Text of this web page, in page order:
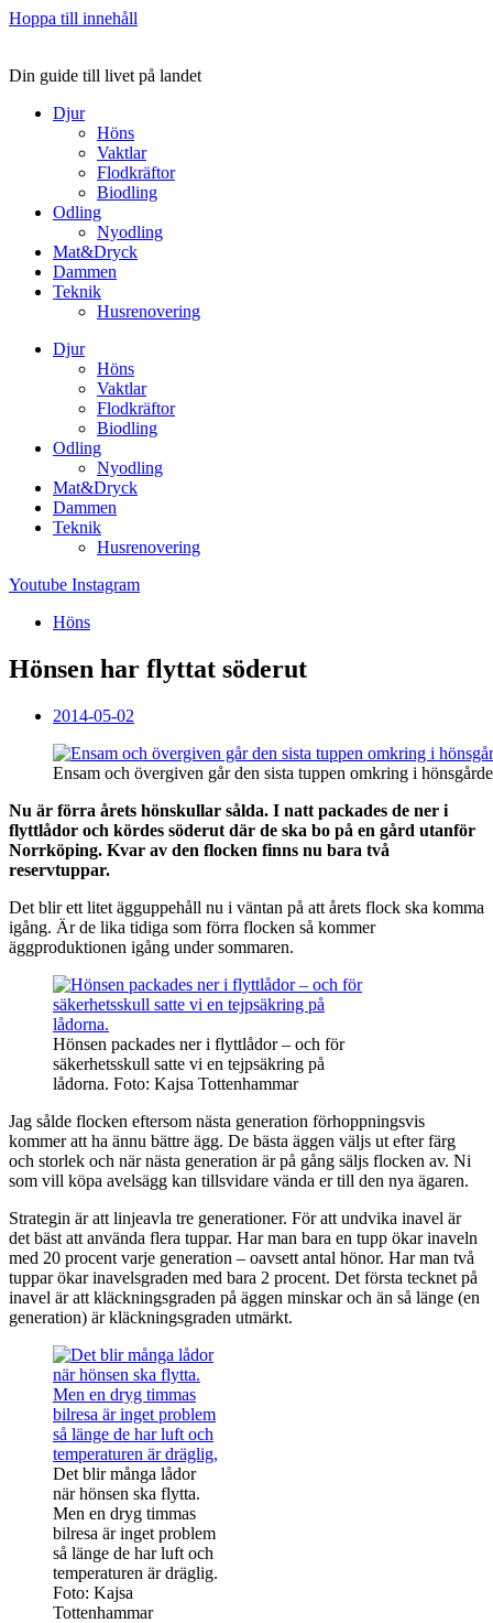
Hoppa till innehåll
Din guide till livet på landet
Djur
Höns
Vaktlar
Flodkräftor
Biodling
Odling
Nyodling
Mat&Dryck
Dammen
Teknik
Husrenovering
Djur
Höns
Vaktlar
Flodkräftor
Biodling
Odling
Nyodling
Mat&Dryck
Dammen
Teknik
Husrenovering
Youtube Instagram
Höns
Hönsen har flyttat söderut
2014-05-02
Ensam och övergiven går den sista tuppen omkring i
Nu är förra årets hönskullar sålda. I natt packades de ner i
flyttlådor och kördes söderut där de ska bo på en gård utanför
Norrköping. Kvar av den flocken finns nu bara två
reservtuppar.
Det blir ett litet ägguppehåll nu i väntan på att årets flock ska komma
igång. Är de lika tidiga som förra flocken så kommer
äggproduktionen igång under sommaren.
Hönsen packades ner i flyttlådor – och för
säkerhetsskull satte vi en tejpsäkring på
lådorna. Foto: Kajsa Tottenhammar
Jag sålde flocken eftersom nästa generation förhoppningsvis
kommer att ha ännu bättre ägg. De bästa äggen väljs ut efter färg
och storlek och när nästa generation är på gång säljs flocken av. Ni
som vill köpa avelsägg kan tillsvidare vända er till den nya ägaren.
Strategin är att linjeavla tre generationer. För att undvika inavel är
det bäst att använda flera tuppar. Har man bara en tupp ökar inaveln
med 20 procent varje generation – oavsett antal hönor. Har man två
tuppar ökar inavelsgraden med bara 2 procent. Det första tecknet på
inavel är att kläckningsgraden på äggen minskar och än så länge (en
generation) är kläckningsgraden utmärkt.
Det blir många lådor
när hönsen ska flytta.
Men en dryg timmas
bilresa är inget problem
så länge de har luft och
temperaturen är dräglig.
Foto: Kajsa
Tottenhammar